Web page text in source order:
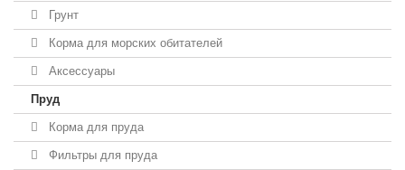
Грунт
Корма для морских обитателей
Аксессуары
Пруд
Корма для пруда
Фильтры для пруда